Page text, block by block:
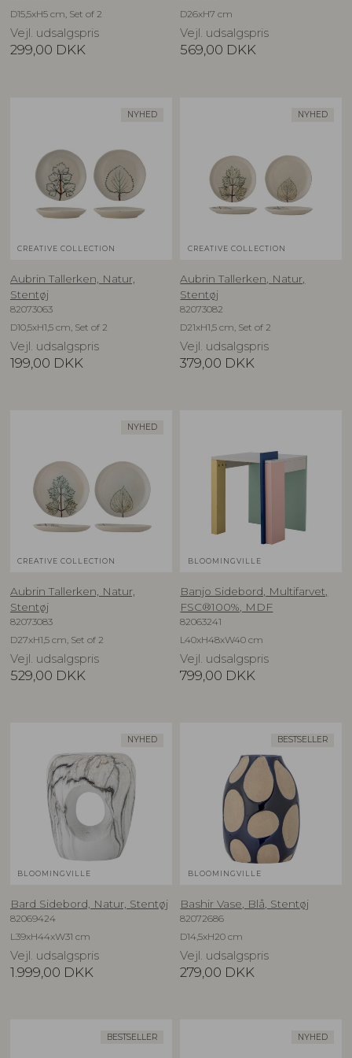
D15,5xH5 cm, Set of 2
Vejl. udsalgspris
299,00 DKK
D26xH7 cm
Vejl. udsalgspris
569,00 DKK
NYHED
CREATIVE COLLECTION
Aubrin Tallerken, Natur,
Stentøj
82073063
D10,5xH1,5 cm, Set of 2
Vejl. udsalgspris
199,00 DKK
NYHED
CREATIVE COLLECTION
Aubrin Tallerken, Natur,
Stentøj
82073082
D21xH1,5 cm, Set of 2
Vejl. udsalgspris
379,00 DKK
NYHED
CREATIVE COLLECTION
Aubrin Tallerken, Natur,
Stentøj
82073083
D27xH1,5 cm, Set of 2
Vejl. udsalgspris
529,00 DKK
BLOOMINGVILLE
Banjo Sidebord, Multifarvet,
FSC®100%, MDF
82063241
L40xH48xW40 cm
Vejl. udsalgspris
799,00 DKK
NYHED
BLOOMINGVILLE
Bard Sidebord, Natur, Stentøj
82069424
L39xH44xW31 cm
Vejl. udsalgspris
1.999,00 DKK
BESTSELLER
BLOOMINGVILLE
Bashir Vase, Blå, Stentøj
82072686
D14,5xH20 cm
Vejl. udsalgspris
279,00 DKK
BESTSELLER NYHED